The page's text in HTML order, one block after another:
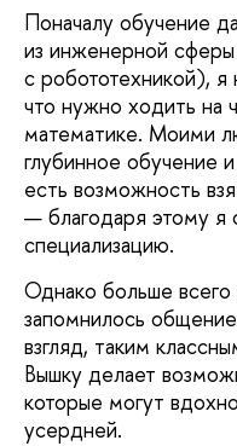
Поначалу обучение
из инженерной сферы
с робототехникой), я
что нужно ходить на
математике. Моими
глубинное обучение
есть возможность
— благодаря этому я
специализацию.
Однако больше
запомнилось
взгляд, таким
Вышку делает
которые могут
усердней.